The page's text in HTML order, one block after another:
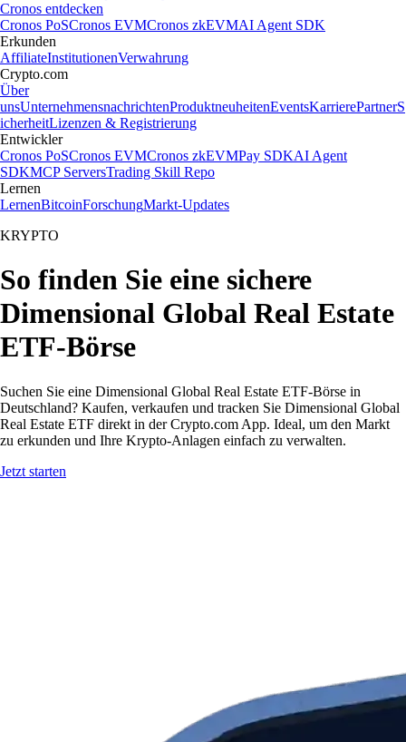
Cronos entdecken
Cronos PoSCronos EVMCronos zkEVMAI Agent SDK
Erkunden
AffiliateInstitutionenVerwahrung
Crypto.com
Über
unsUnternehmensnachrichtenProduktneuheitenEventsKarrierePartnerS
icherheitLizenzen & Registrierung
Entwickler
Cronos PoSCronos EVMCronos zkEVMPay SDKAI Agent
SDKMCP ServersTrading Skill Repo
Lernen
LernenBitcoinForschungMarkt-Updates
KRYPTO
So finden Sie eine sichere
Dimensional Global Real Estate
ETF-Börse
Suchen Sie eine Dimensional Global Real Estate ETF-Börse in
Deutschland? Kaufen, verkaufen und tracken Sie Dimensional Global
Real Estate ETF direkt in der Crypto.com App. Ideal, um den Markt
zu erkunden und Ihre Krypto-Anlagen einfach zu verwalten.
Jetzt starten